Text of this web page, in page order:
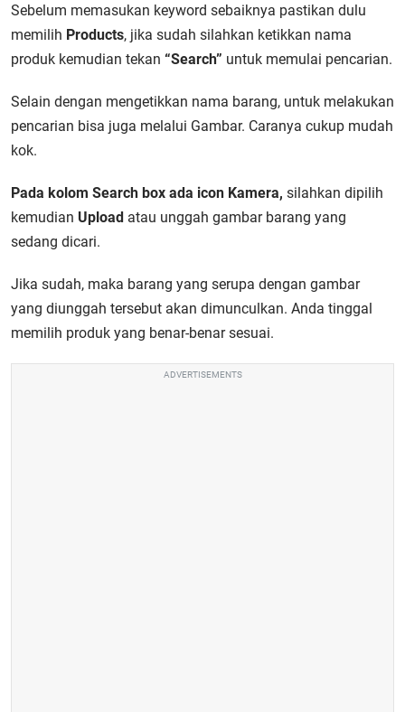
Sebelum memasukan keyword sebaiknya pastikan dulu
memilih Products, jika sudah silahkan ketikkan nama
produk kemudian tekan “Search” untuk memulai pencarian.
Selain dengan mengetikkan nama barang, untuk melakukan
pencarian bisa juga melalui Gambar. Caranya cukup mudah
kok.
Pada kolom Search box ada icon Kamera, silahkan dipilih
kemudian Upload atau unggah gambar barang yang
sedang dicari.
Jika sudah, maka barang yang serupa dengan gambar
yang diunggah tersebut akan dimunculkan. Anda tinggal
memilih produk yang benar-benar sesuai.
ADVERTISEMENTS